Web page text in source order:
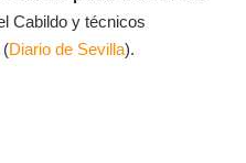
Cabildo y técnicos
(Diario de Sevilla).